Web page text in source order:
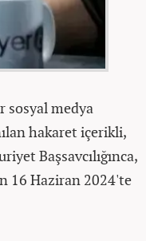
sosyal medya
hakaret içerikli,
Başsavcılığınca,
16 Haziran 2024'te